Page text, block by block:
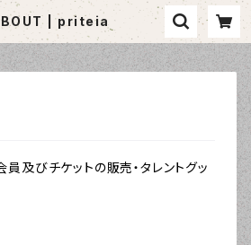
| priteia
及びチケットの販売・タレントグッ